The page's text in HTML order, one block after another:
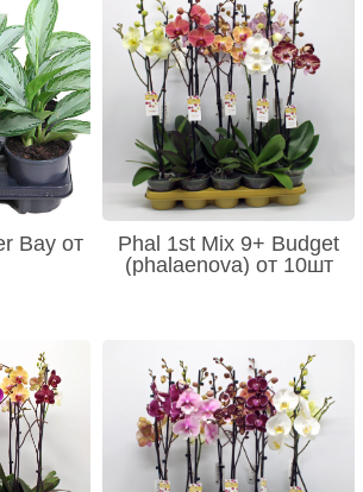
Bay от
Phal 1st Mix 9+ Budget
(phalaenova) от 10шт